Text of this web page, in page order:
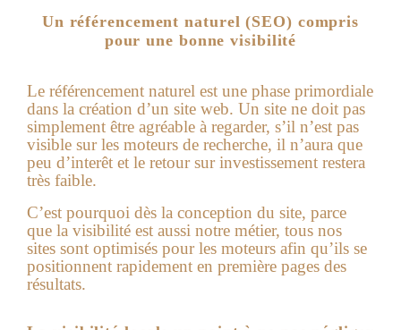
Un référencement naturel (SEO) compris
pour une bonne visibilité
Le référencement naturel est une phase primordiale
dans la création d’un site web. Un site ne doit pas
simplement être agréable à regarder, s’il n’est pas
visible sur les moteurs de recherche, il n’aura que
peu d’interêt et le retour sur investissement restera
très faible.
C’est pourquoi dès la conception du site, parce
que la visibilité est aussi notre métier, tous nos
sites sont optimisés pour les moteurs afin qu’ils se
positionnent rapidement en première pages des
résultats.